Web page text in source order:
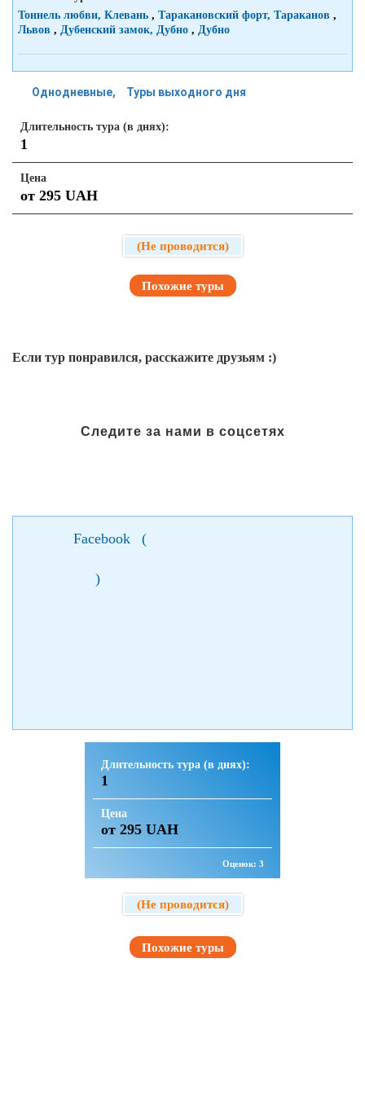
Тоннель любви, Клевань , Таракановский форт, Тараканов ,
Львов , Дубенский замок, Дубно , Дубно
Однодневные Туры выходного дня
Длительность тура (в днях):
1
Цена
от 295 UAH
(Не проводится)
Похожие туры
Если тур понравился, расскажите друзьям :)
Следите за нами в соцсетях
Facebook (
)
Длительность тура (в днях):
1
Цена
от 295 UAH
Оценок: 3
(Не проводится)
Похожие туры